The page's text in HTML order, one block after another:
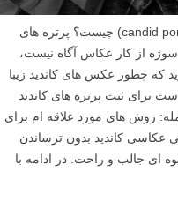
عکاسی پرتره کاندید (candid portrait photography) چیست؟ پرتره های
سوژه از کار عکاس آگاه نیست،
که چطور عکس های کاندید زیبا
برای ثبت پرتره های کاندید
روش های مورد علاقه ام برای
عکاسی کاندید بدون ترساندن
ای جالب و راحت. در ادامه با